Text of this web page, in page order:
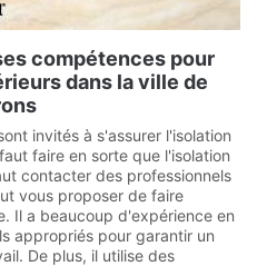
compétences pour
dans la ville de
invités à s'assurer l'isolation
faire en sorte que l'isolation
contacter des professionnels
vous proposer de faire
Il a beaucoup d'expérience en
appropriés pour garantir un
De plus, il utilise des